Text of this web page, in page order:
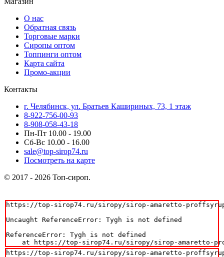
О нас
Обратная связь
Торговые марки
Сиропы оптом
Топпинги оптом
Карта сайта
Промо-акции
Контакты
г. Челябинск, ул. Братьев Кашириных, 73, 1 этаж
8-922-756-00-93
8-908-058-43-18
Пн-Пт 10.00 - 19.00
Сб-Вс 10.00 - 16.00
sale@top-sirop74.ru
Посмотреть на карте
© 2017 - 2026 Топ-сироп.
https://top-sirop74.ru/siropy/sirop-amaretto-
Uncaught ReferenceError: Tygh is not defined
ReferenceError: Tygh is not defined
at https://top-sirop74.ru/siropy/sirop-amaretto-
https://top-sirop74.ru/siropy/sirop-amaretto-